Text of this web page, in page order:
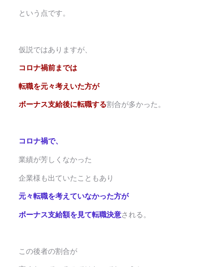
という点です。
仮説ではありますが、
コロナ禍前までは
転職を元々考えいた方が
ボーナス支給後に転職する割合が多かった。
コロナ禍で、
業績が芳しくなかった
企業様も出ていたこともあり
元々転職を考えていなかった方が
ボーナス支給額を見て転職決意される。
この後者の割合が